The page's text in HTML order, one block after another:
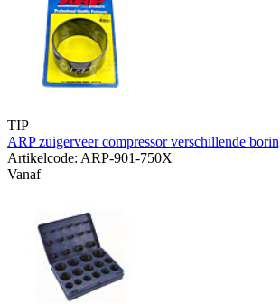
TIP
ARP zuigerveer compressor verschillende
Artikelcode: ARP-901-750X
Vanaf